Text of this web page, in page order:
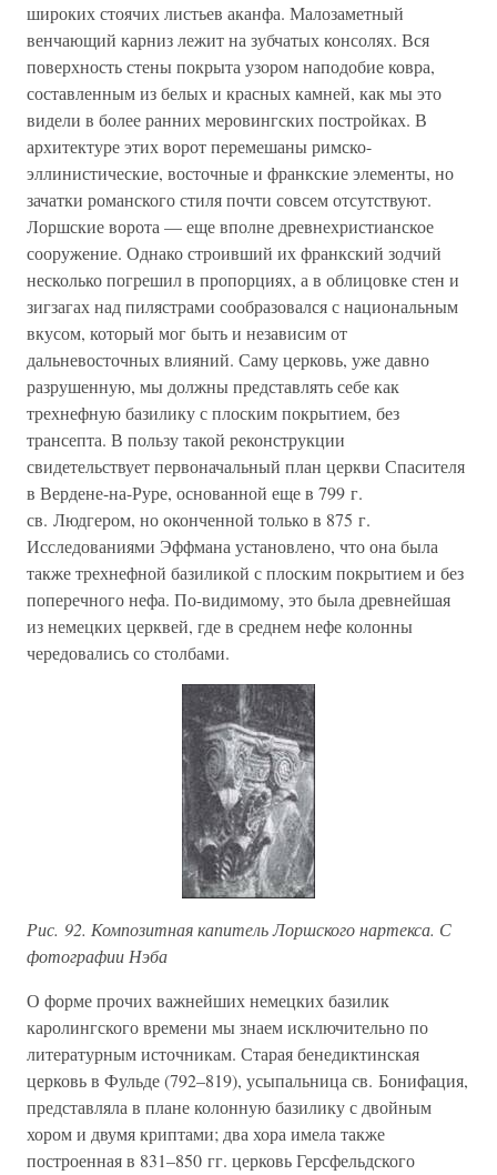
широких стоячих листьев аканфа. Малозаметный
венчающий карниз лежит на зубчатых консолях. Вся
поверхность стены покрыта узором наподобие ковра,
составленным из белых и красных камней, как мы это
видели в более ранних меровингских постройках. В
архитектуре этих ворот перемешаны римско-
эллинистические, восточные и франкские элементы, но
зачатки романского стиля почти совсем отсутствуют.
Лоршские ворота — еще вполне древнехристианское
сооружение. Однако строивший их франкский зодчий
несколько погрешил в пропорциях, а в облицовке стен и
зигзагах над пилястрами сообразовался с национальным
вкусом, который мог быть и независим от
дальневосточных влияний. Саму церковь, уже давно
разрушенную, мы должны представлять себе как
трехнефную базилику с плоским покрытием, без
трансепта. В пользу такой реконструкции
свидетельствует первоначальный план церкви Спасителя
в Вердене-на-Руре, основанной еще в 799 г.
св. Людгером, но оконченной только в 875 г.
Исследованиями Эффмана установлено, что она была
также трехнефной базиликой с плоским покрытием и без
поперечного нефа. По-видимому, это была древнейшая
из немецких церквей, где в среднем нефе колонны
чередовались со столбами.
Рис. 92. Композитная капитель Лоршского нартекса. С
фотографии Нэба
О форме прочих важнейших немецких базилик
каролингского времени мы знаем исключительно по
литературным источникам. Старая бенедиктинская
церковь в Фульде (792–819), усыпальница св. Бонифация,
представляла в плане колонную базилику с двойным
хором и двумя криптами; два хора имела также
построенная в 831–850 гг. церковь Герсфельдского